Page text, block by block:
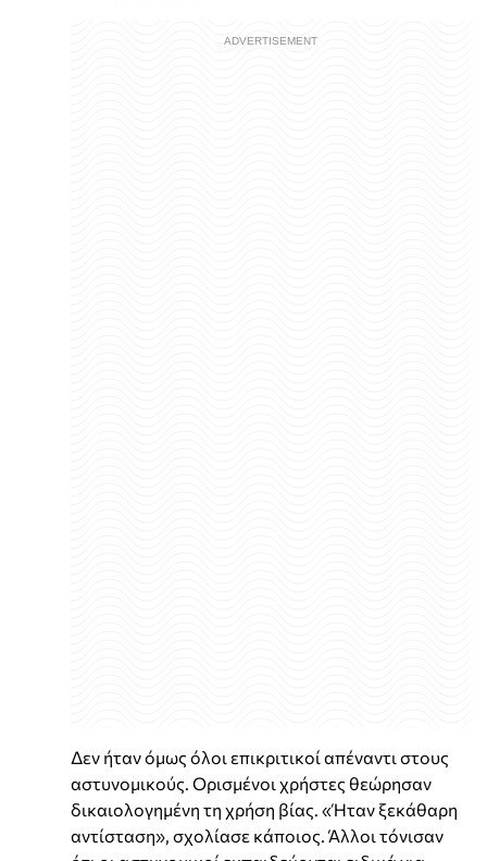
Δεν ήταν όμως όλοι επικριτικοί απέναντι στους
αστυνομικούς. Ορισμένοι χρήστες θεώρησαν
δικαιολογημένη τη χρήση βίας. «Ήταν ξεκάθαρη
αντίσταση», σχολίασε κάποιος. Άλλοι τόνισαν